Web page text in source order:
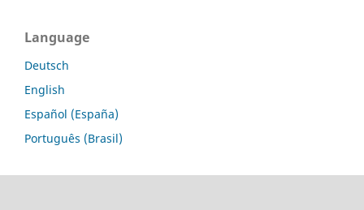
Language
Deutsch
English
Español (España)
Português (Brasil)